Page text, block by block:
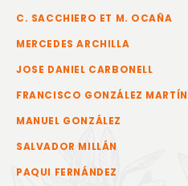
C. SACCHIERO ET M. OCAÑA
MERCEDES ARCHILLA
JOSE DANIEL CARBONELL
FRANCISCO GONZÁLEZ MARTÍN
MANUEL GONZÁLEZ
SALVADOR MILLÁN
PAQUI FERNÁNDEZ